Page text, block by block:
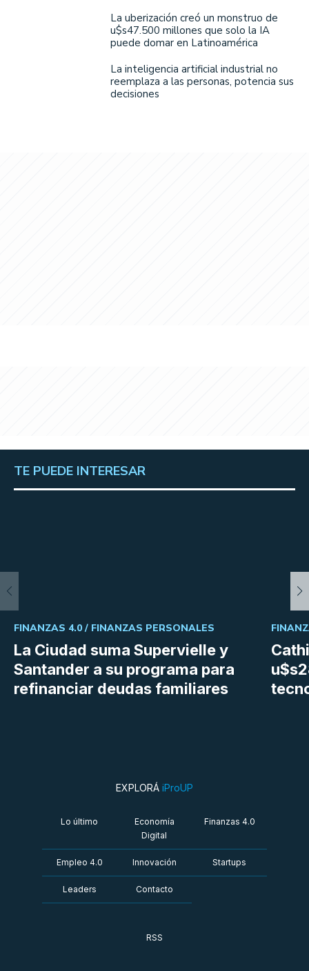
La uberización creó un monstruo de
u$s47.500 millones que solo la IA
puede domar en Latinoamérica
La inteligencia artificial industrial no
reemplaza a las personas, potencia sus
decisiones
TE PUEDE INTERESAR
La Ciudad suma Supervielle y
Santander a su programa para
refinanciar deudas familiares
FINANZAS 4.0 / FINANZAS PERSONALES
EXPLORÁ iProUP
Lo último
Economía
Digital
Finanzas 4.0
Empleo 4.0 Innovación Startups
Leaders Contacto
RSS